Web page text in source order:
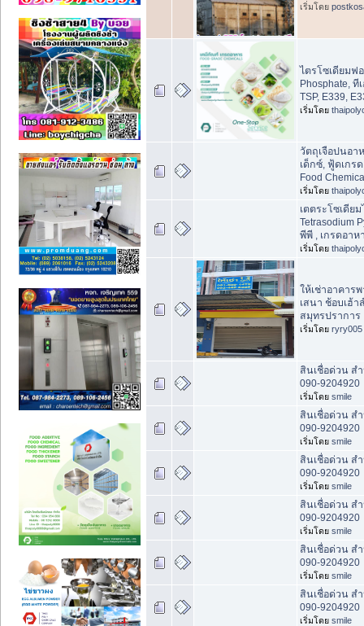
เริ่มโดย
ไตรโซเดียมฟ
Phosphate, ที
TSP, E339,
เริ่มโดย
วัตถุเจือปนอา
เด็กซ์, ฟู้ดเกร
Food
เริ่มโดย
เตตระโซเดีย
Tetrasodium
พีพี , เกรดอาห
เริ่มโดย
ให้เช่าอาคาร
เสนา ช้อบเฮ้
สมุทรปราการ
เริ่มโดย ryry005
สินเชื่อด่วน ส
090-9204920
เริ่มโดย smile
สินเชื่อด่วน ส
090-9204920
เริ่มโดย smile
สินเชื่อด่วน ส
090-9204920
เริ่มโดย smile
สินเชื่อด่วน ส
090-9204920
เริ่มโดย smile
สินเชื่อด่วน ส
090-9204920
เริ่มโดย smile
สินเชื่อด่วน ส
090-9204920
เริ่มโดย smile